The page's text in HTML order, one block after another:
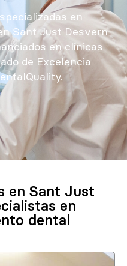
en
Sant Just Desvern
en clínicas
de Excelencia
en Sant Just
en
dental